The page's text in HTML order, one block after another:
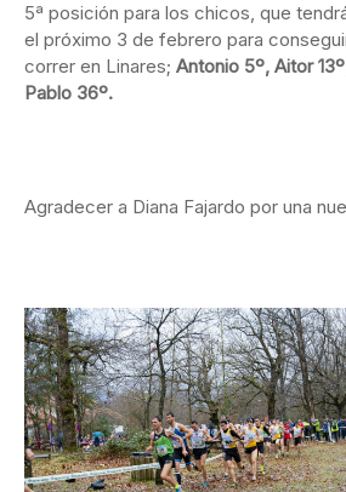
5ª posición para los chicos, que
el próximo 3 de febrero para
correr en Linares; Antonio 5º, Aitor
Pablo 36º.
Agradecer a Diana Fajardo por una